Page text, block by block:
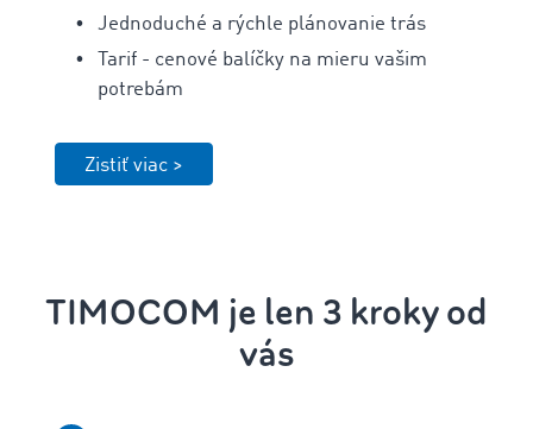
Jednoduché a rýchle plánovanie trás
Tarif - cenové balíčky na mieru vašim
potrebám
Zistiť viac >
TIMOCOM je len 3 kroky od
vás